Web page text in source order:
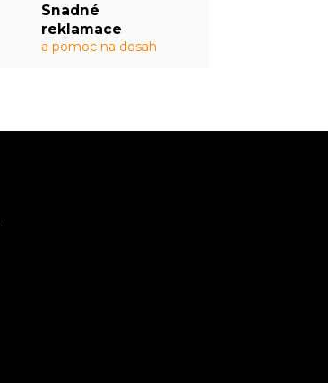
Snadné
reklamace
a pomoc na dosah